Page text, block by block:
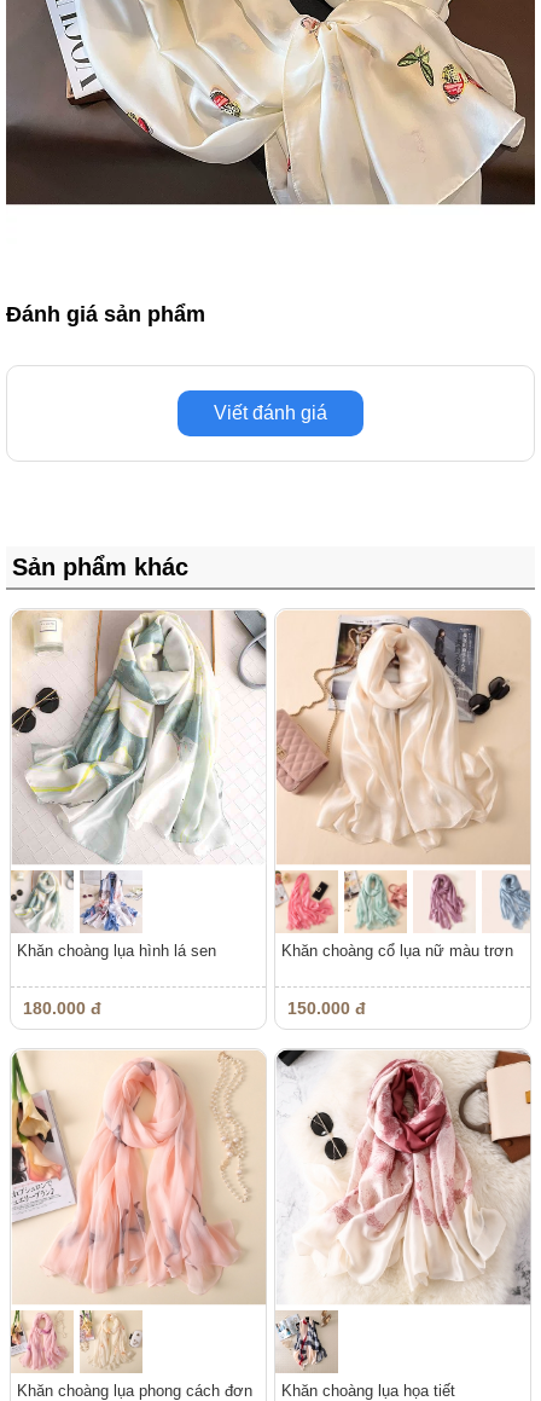
Đánh giá sản phẩm
Viết đánh giá
Sản phẩm khác
Khăn choàng lụa hình lá sen
180.000 đ
Khăn choàng cổ lụa nữ màu trơn
150.000 đ
Khăn choàng lụa phong cách đơn
Khăn choàng lụa họa tiết